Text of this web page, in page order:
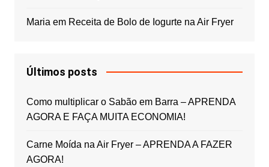
Maria em Receita de Bolo de Iogurte na Air Fryer
Últimos posts
Como multiplicar o Sabão em Barra – APRENDA
AGORA E FAÇA MUITA ECONOMIA!
Carne Moída na Air Fryer – APRENDA A FAZER
AGORA!